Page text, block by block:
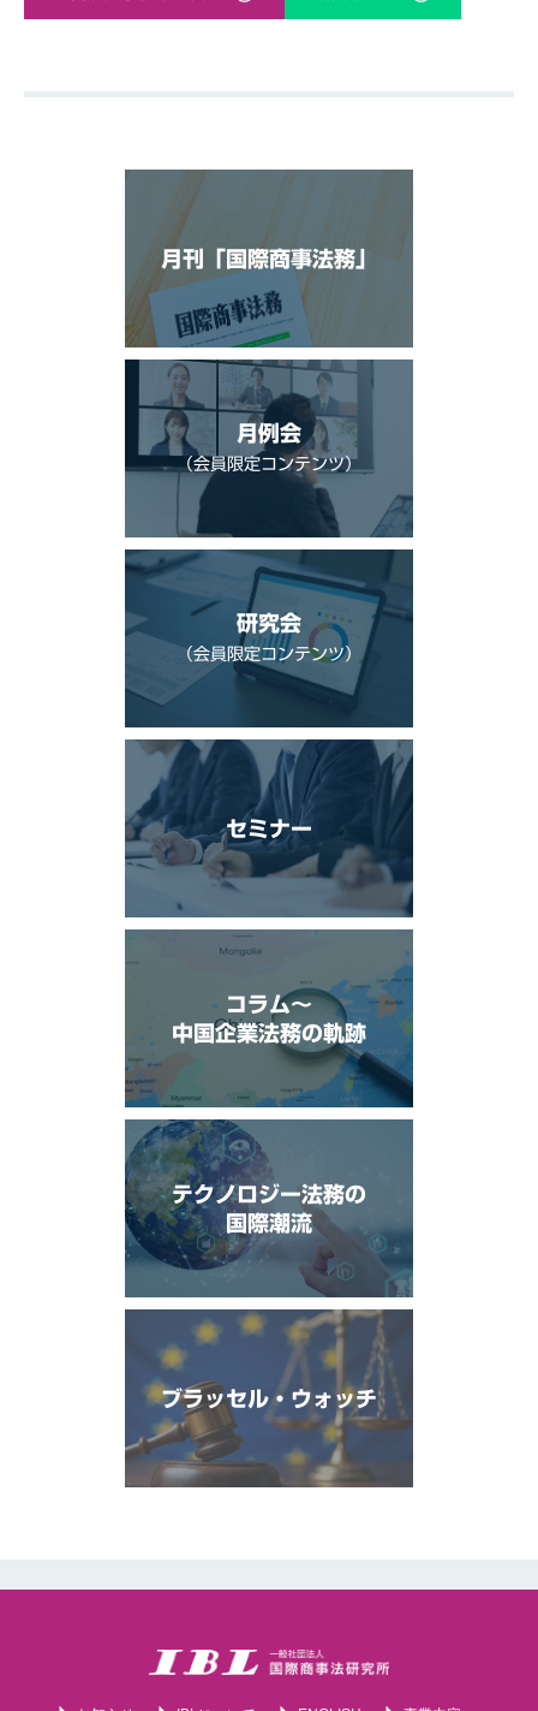
月刊「国際商事法務」
月例会
（会員限定コンテンツ）
研究会
（会員限定コンテンツ）
セミナー
コラム〜
中国企業法務の軌跡
テクノロジー法務の
国際潮流
ブラッセル・ウォッチ